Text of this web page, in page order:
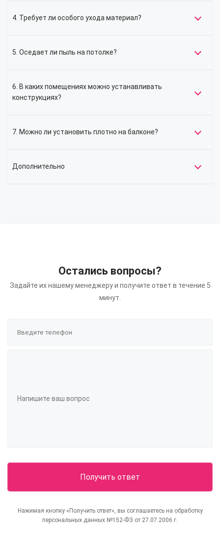
4. Требует ли особого ухода материал?
5. Оседает ли пыль на потолке?
6. В каких помещениях можно устанавливать
конструкциях?
7. Можно ли установить плотно на балконе?
Дополнительно
Остались вопросы?
Задайте их нашему менеджеру и получите ответ в течение 5
минут.
Нажимая кнопку «Получить ответ», вы соглашаетесь на обработку
персональных данных №152-ФЗ от 27.07.2006 г.